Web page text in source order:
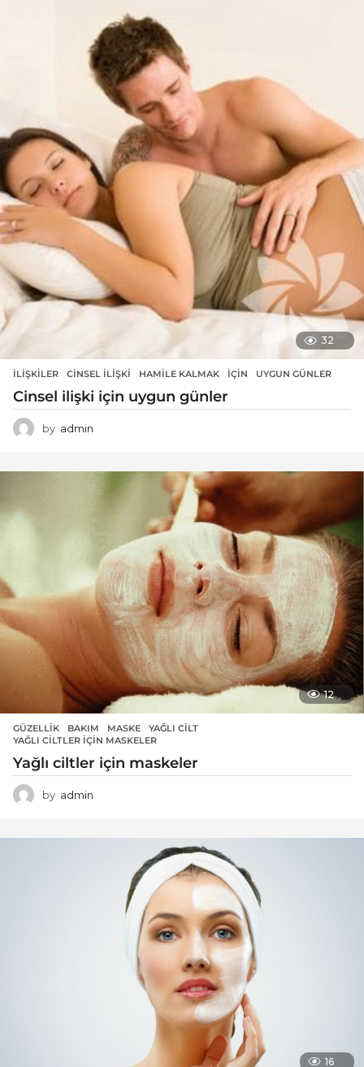
32
İLIŞKILER CINSEL ILIŞKI ,HAMILE KALMAK ,IÇIN ,UYGUN GÜNLER
Cinsel ilişki için uygun günler
by admin
12
GÜZELLIK BAKIM ,MASKE ,YAĞLI CILT
YAĞLI CILTLER IÇIN MASKELER
Yağlı ciltler için maskeler
by admin
16